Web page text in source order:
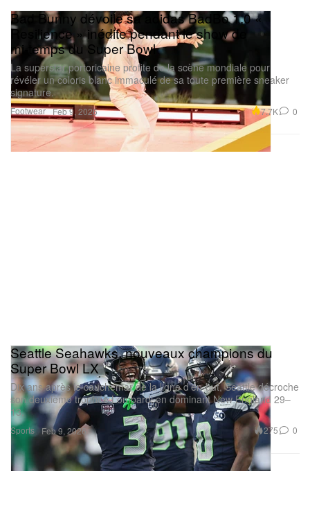
Footwear
Bad Bunny dévoile sa adidas BadBo 1.0 «
Resilience » inédite pendant le show de
mi‑temps du Super Bowl
La superstar portoricaine profite de la scène mondiale pour
révéler un coloris blanc immaculé de sa toute première sneaker
signature.
Feb 9, 2026 7.7K 0
Sports
Seattle Seahawks, nouveaux champions du
Super Bowl LX
Dix ans après le cauchemar de la ligne d’en-but, Seattle décroche
son deuxième trophée Lombardi en dominant New England 29–
13.
Feb 9, 2026 275 0